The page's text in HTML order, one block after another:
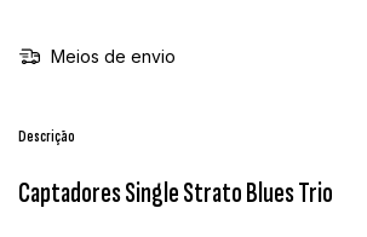
Meios de envio
Descrição
Captadores Single Strato Blues Trio